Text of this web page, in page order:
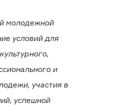
молодежной
условий для
и
участия в
успешной